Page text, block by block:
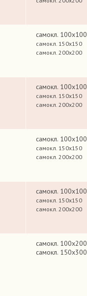
самокл. 100х100
самокл. 150х150
самокл. 200х200
самокл. 100х100
самокл. 150х150
самокл. 200х200
самокл. 100х100
самокл. 150х150
самокл. 200х200
самокл. 100х100
самокл. 150х150
самокл. 200х200
самокл. 100х200
самокл. 150х300